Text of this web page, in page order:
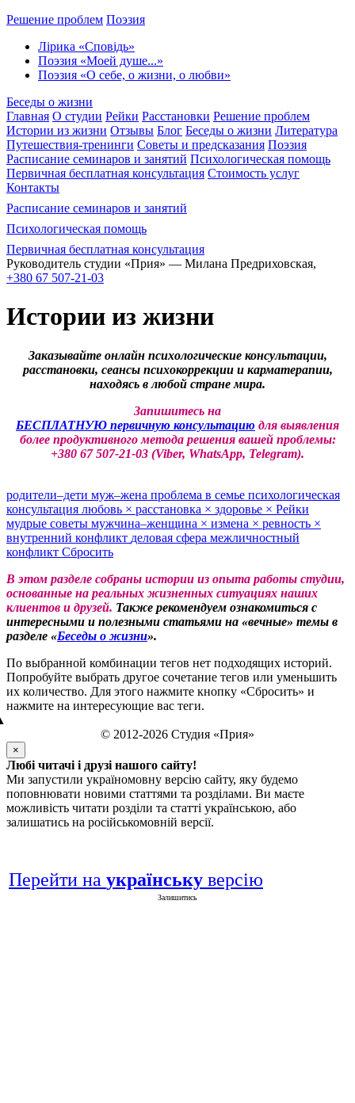
Решение проблем Поэзия
Лірика «Сповідь»
Поэзия «Моей душе...»
Поэзия «О себе, о жизни, о любви»
Беседы о жизни
Главная О студии Рейки Расстановки Решение проблем
Истории из жизни Отзывы Блог Беседы о жизни Литература
Путешествия-тренинги Советы и предсказания Поэзия
Расписание семинаров и занятий Психологическая помощь
Первичная бесплатная консультация Стоимость услуг
Контакты
Расписание семинаров и занятий
Психологическая помощь
Первичная бесплатная консультация
Руководитель студии «Прия» — Милана Предриховская,
+380 67 507-21-03
Истории из жизни
Заказывайте онлайн психологические консультации,
расстановки, сеансы психокоррекции и карматерапии,
находясь в любой стране мира.
Запишитесь на
БЕСПЛАТНУЮ первичную консультацию для выявления
более продуктивного метода решения вашей проблемы:
+380 67 507-21-03 (Viber, WhatsApp, Telegram).
родители–дети муж–жена проблема в семье психологическая
консультация любовь × расстановка × здоровье × Рейки
мудрые советы мужчина–женщина × измена × ревность ×
внутренний конфликт деловая сфера межличностный
конфликт Сбросить
В этом разделе собраны истории из опыта работы студии,
основанные на реальных жизненных ситуациях наших
клиентов и друзей. Также рекомендуем ознакомиться с
интересными и полезными статьями на «вечные» темы в
разделе «Беседы о жизни».
По выбранной комбинации тегов нет подходящих историй.
Попробуйте выбрать другое сочетание тегов или уменьшить
их количество. Для этого нажмите кнопку «Сбросить» и
нажмите на интересующие вас теги.
© 2012-2026 Студия «Прия»
×
Любі читачі і друзі нашого сайту!
Ми запустили україномовну версію сайту, яку будемо
поповнювати новими статтями та розділами. Ви маєте
можливість читати розділи та статті українською, або
залишатись на російськомовній версії.
Перейти на українську версію
Залишитись